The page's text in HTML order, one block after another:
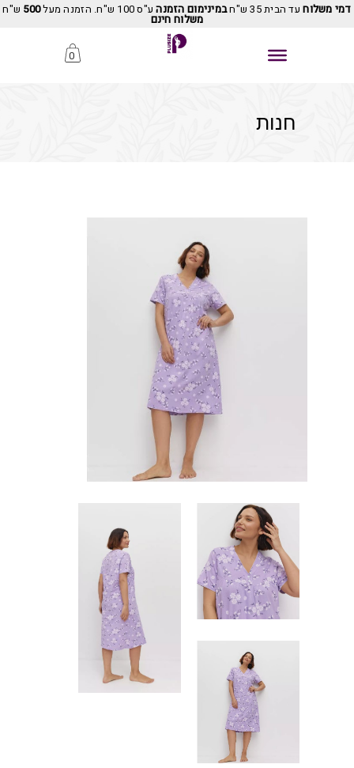
דמי משלוחעד הבית 35 ש"ח במינימום הזמנהע"ס 100 ש"ח. הזמנה מעל 500 ש"ח
משלוח חינם
0
חנות